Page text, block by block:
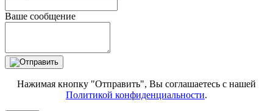
Ваше сообщение
Нажимая кнопку "Отправить", Вы соглашаетесь с нашей
Политикой конфиденциальности.